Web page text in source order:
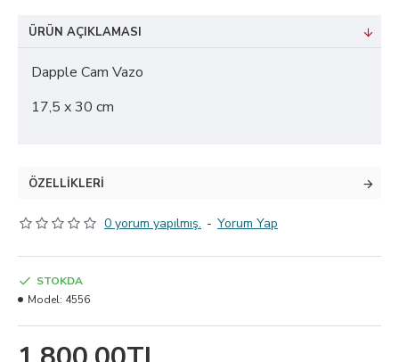
ÜRÜN AÇIKLAMASI
Dapple Cam Vazo
17,5 x 30 cm
ÖZELLIKLERI
0 yorum yapılmış. - Yorum Yap
STOKDA
Model: 4556